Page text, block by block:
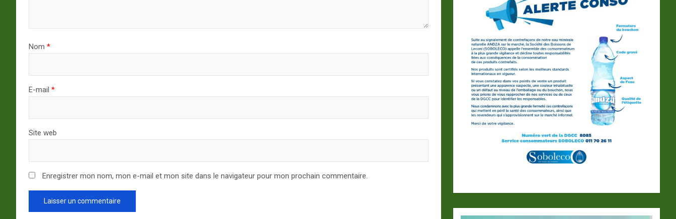
Nom *
E-mail *
Site web
Enregistrer mon nom, mon e-mail et mon site dans le navigateur pour mon prochain commentaire.